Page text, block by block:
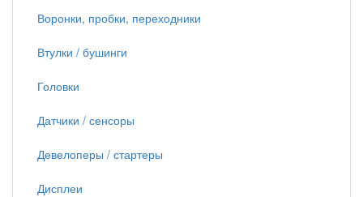
Воронки, пробки, переходники
Втулки / бушинги
Головки
Датчики / сенсоры
Девелоперы / стартеры
Дисплеи